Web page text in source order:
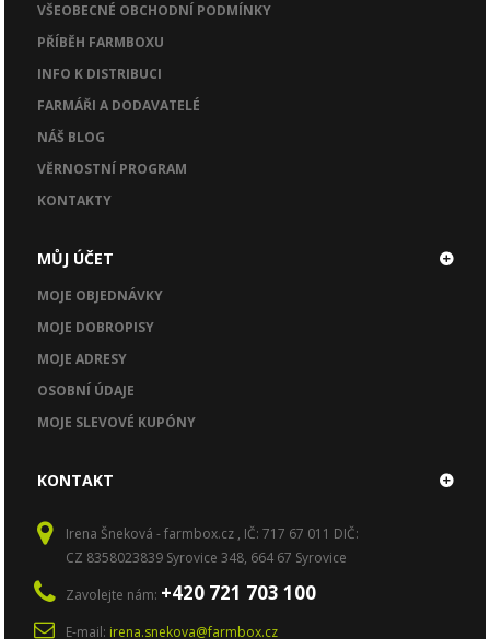
VŠEOBECNÉ OBCHODNÍ PODMÍNKY
PŘÍBĚH FARMBOXU
INFO K DISTRIBUCI
FARMÁŘI A DODAVATELÉ
NÁŠ BLOG
VĚRNOSTNÍ PROGRAM
KONTAKTY
MŮJ ÚČET
MOJE OBJEDNÁVKY
MOJE DOBROPISY
MOJE ADRESY
OSOBNÍ ÚDAJE
MOJE SLEVOVÉ KUPÓNY
KONTAKT
Irena Šneková - farmbox.cz , IČ: 717 67 011 DIČ:
CZ 8358023839 Syrovice 348, 664 67 Syrovice
Zavolejte nám: +420 721 703 100
E-mail: irena.snekova@farmbox.cz